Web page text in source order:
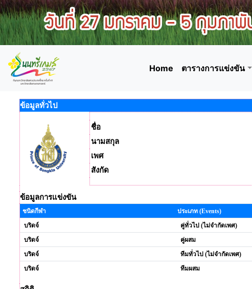
Home ตารางการแข่งขัน
ข้อมูลทั่วไป
ชื่อ
นามสกุล
เพศ
สังกัด
ข้อมูลการแข่งขัน
ชนิดกีฬา
ประเภท (Events)
บริดจ์
คู่ทั่วไป (ไม่จำกัดเพศ)
บริดจ์
คู่ผสม
บริดจ์
ทีมทั่วไป (ไม่จำกัดเพศ)
บริดจ์
ทีมผสม